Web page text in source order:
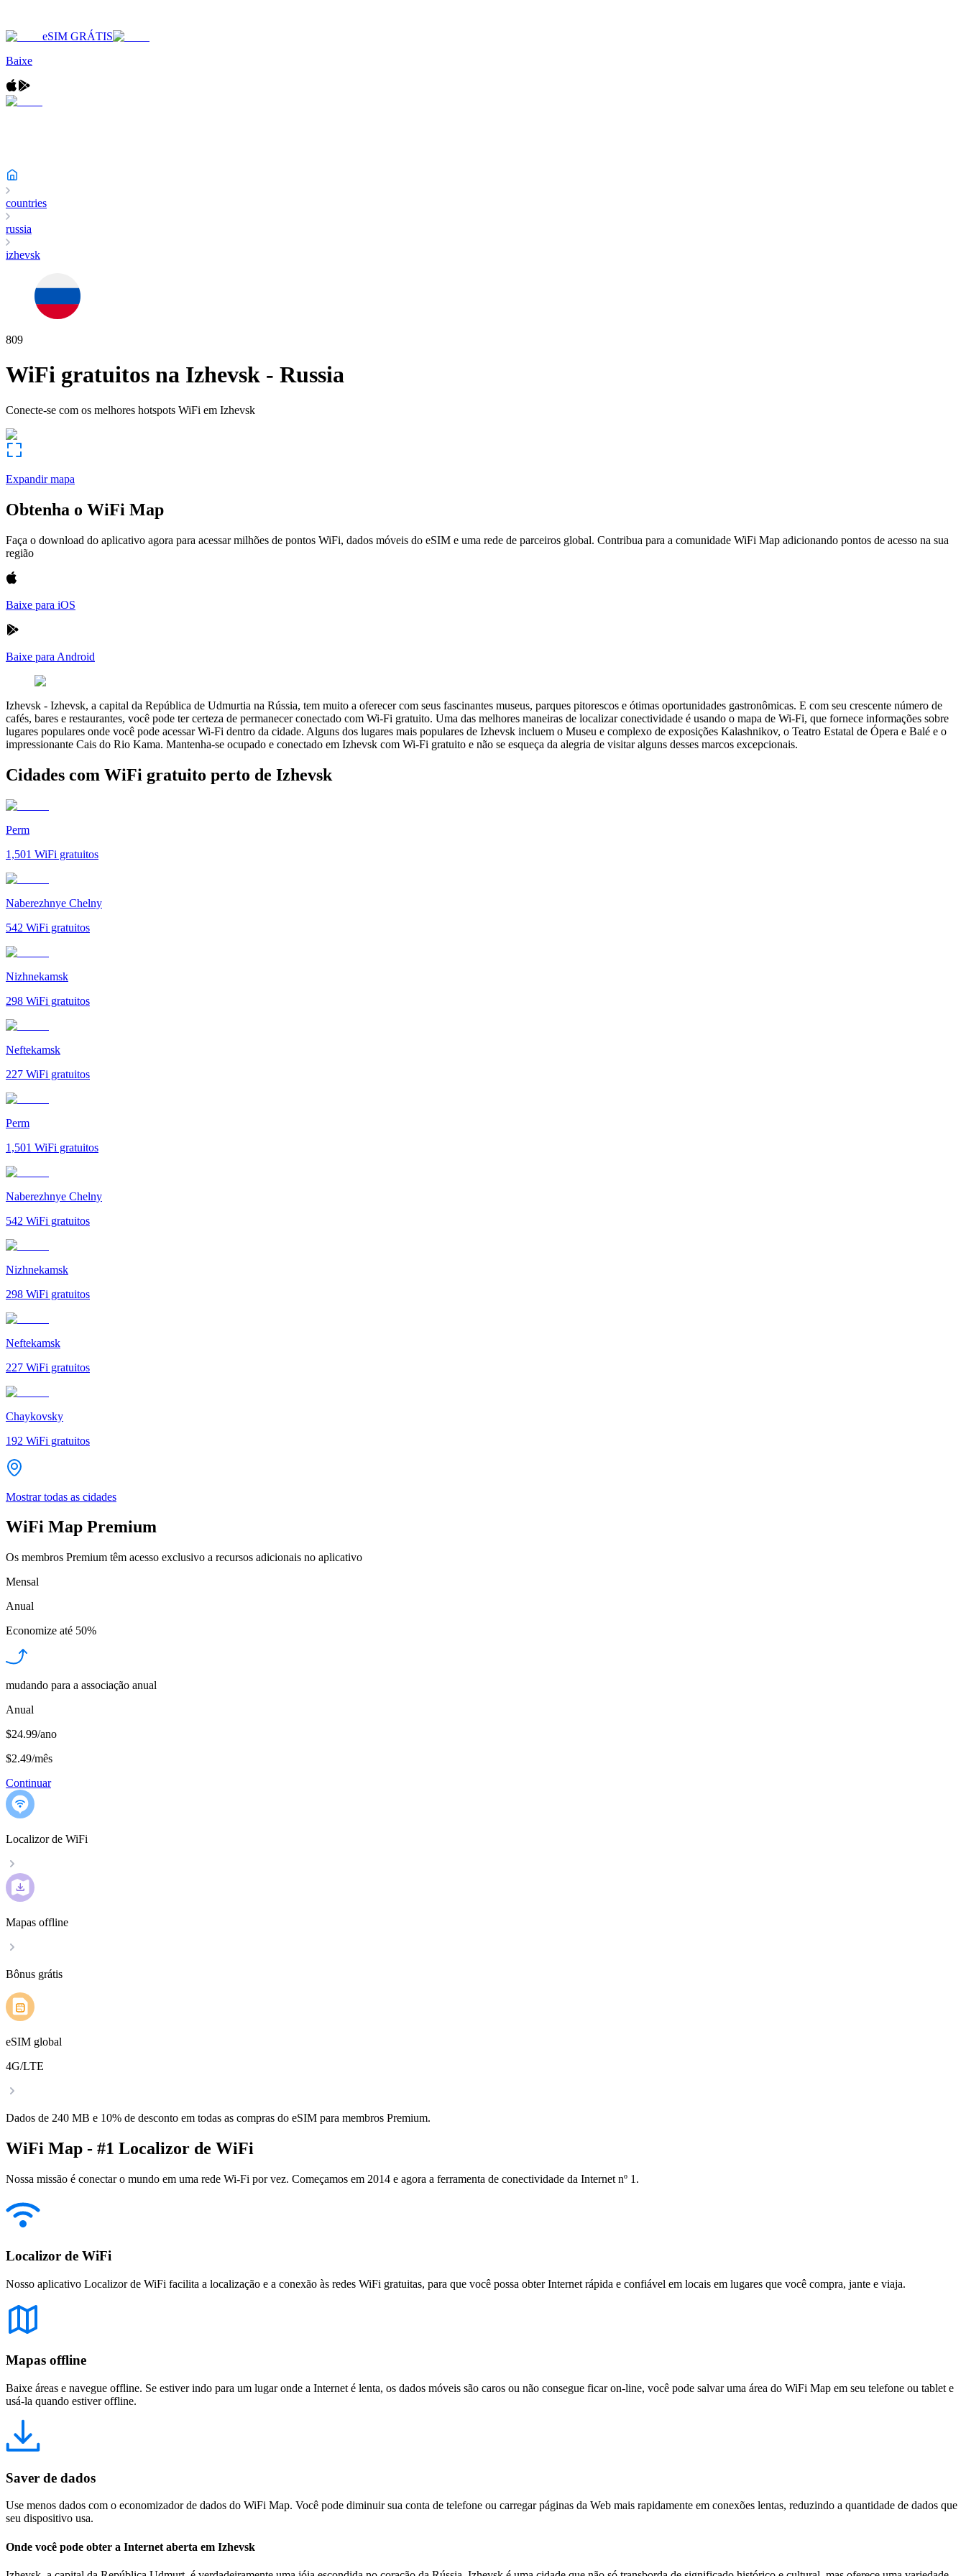
eSIM GRÁTIS
Baixe
countries
russia
izhevsk
809
WiFi gratuitos na Izhevsk - Russia
Conecte-se com os melhores hotspots WiFi em Izhevsk
Expandir mapa
Obtenha o WiFi Map
Faça o download do aplicativo agora para acessar milhões de pontos WiFi, dados móveis do eSIM e uma rede de parceiros global. Contribua para a comunidade WiFi Map adicionando pontos de acesso na sua
região
Baixe para iOS
Baixe para Android
Izhevsk - Izhevsk, a capital da República de Udmurtia na Rússia, tem muito a oferecer com seus fascinantes museus, parques pitorescos e ótimas oportunidades gastronômicas. E com seu crescente número de
cafés, bares e restaurantes, você pode ter certeza de permanecer conectado com Wi-Fi gratuito. Uma das melhores maneiras de localizar conectividade é usando o mapa de Wi-Fi, que fornece informações sobre
lugares populares onde você pode acessar Wi-Fi dentro da cidade. Alguns dos lugares mais populares de Izhevsk incluem o Museu e complexo de exposições Kalashnikov, o Teatro Estatal de Ópera e Balé e o
impressionante Cais do Rio Kama. Mantenha-se ocupado e conectado em Izhevsk com Wi-Fi gratuito e não se esqueça da alegria de visitar alguns desses marcos excepcionais.
Cidades com WiFi gratuito perto de Izhevsk
Perm
1,501 WiFi gratuitos
Naberezhnye Chelny
542 WiFi gratuitos
Nizhnekamsk
298 WiFi gratuitos
Neftekamsk
227 WiFi gratuitos
Perm
1,501 WiFi gratuitos
Naberezhnye Chelny
542 WiFi gratuitos
Nizhnekamsk
298 WiFi gratuitos
Neftekamsk
227 WiFi gratuitos
Chaykovsky
192 WiFi gratuitos
Mostrar todas as cidades
WiFi Map Premium
Os membros Premium têm acesso exclusivo a recursos adicionais no aplicativo
Mensal
Anual
Economize até 50%
mudando para a associação anual
Anual
$24.99/ano
$2.49/mês
Continuar
Localizor de WiFi
Mapas offline
Bônus grátis
eSIM global
4G/LTE
Dados de 240 MB e 10% de desconto em todas as compras do eSIM para membros Premium.
WiFi Map - #1 Localizor de WiFi
Nossa missão é conectar o mundo em uma rede Wi-Fi por vez. Começamos em 2014 e agora a ferramenta de conectividade da Internet nº 1.
Localizor de WiFi
Nosso aplicativo Localizor de WiFi facilita a localização e a conexão às redes WiFi gratuitas, para que você possa obter Internet rápida e confiável em locais em lugares que você compra, jante e viaja.
Mapas offline
Baixe áreas e navegue offline. Se estiver indo para um lugar onde a Internet é lenta, os dados móveis são caros ou não consegue ficar on-line, você pode salvar uma área do WiFi Map em seu telefone ou tablet e
usá-la quando estiver offline.
Saver de dados
Use menos dados com o economizador de dados do WiFi Map. Você pode diminuir sua conta de telefone ou carregar páginas da Web mais rapidamente em conexões lentas, reduzindo a quantidade de dados que
seu dispositivo usa.
Onde você pode obter a Internet aberta em Izhevsk